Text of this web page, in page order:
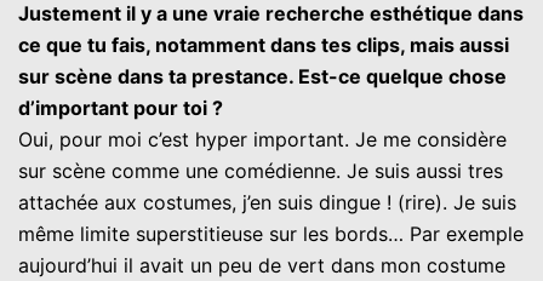
Justement il y a une vraie recherche esthétique dans
ce que tu fais, notamment dans tes clips, mais aussi
sur scène dans ta prestance. Est-ce quelque chose
d’important pour toi ?
Oui, pour moi c’est hyper important. Je me considère
sur scène comme une comédienne. Je suis aussi tres
attachée aux costumes, j’en suis dingue ! (rire). Je suis
même limite superstitieuse sur les bords… Par exemple
aujourd’hui il avait un peu de vert dans mon costume